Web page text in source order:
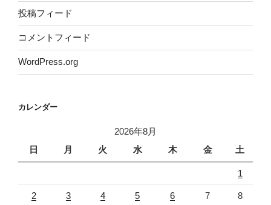
投稿フィード
コメントフィード
WordPress.org
カレンダー
2026年8月
日
月 火 水 木 金 土
1
2 3 4 5 6 7 8